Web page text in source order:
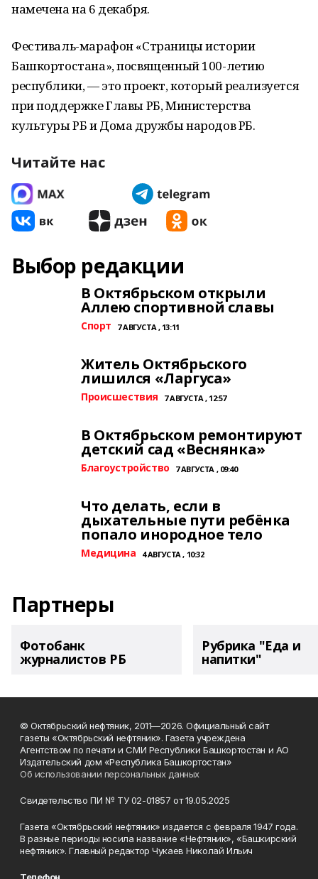
намечена на 6 декабря.
Фестиваль-марафон «Страницы истории
Башкортостана», посвященный 100-летию
республики, — это проект, который реализуется
при поддержке Главы РБ, Министерства
культуры РБ и Дома дружбы народов РБ.
Читайте нас
Выбор редакции
В Октябрьском открыли
Аллею спортивной славы
Спорт 7 АВГУСТА , 13:11
Житель Октябрьского
лишился «Ларгуса»
Происшествия 7 АВГУСТА , 12:57
В Октябрьском ремонтируют
детский сад «Веснянка»
Благоустройство 7 АВГУСТА , 09:40
Что делать, если в
дыхательные пути ребёнка
попало инородное тело
Медицина 4 АВГУСТА , 10:32
Партнеры
Фотобанк
журналистов РБ
Рубрика "Еда и
напитки"
© Октябрьский нефтяник, 2011—2026. Официальный сайт
газеты «Октябрьский нефтяник». Газета учреждена
Агентством по печати и СМИ Республики Башкортостан и АО
Издательский дом «Республика Башкортостан»
Об использовании персональных данных
Свидетельство ПИ № ТУ 02-01857 от 19.05.2025
Газета «Октябрьский нефтяник» издается с февраля 1947 года.
В разные периоды носила название «Нефтяник», «Башкирский
нефтяник». Главный редактор Чукаев Николай Ильич